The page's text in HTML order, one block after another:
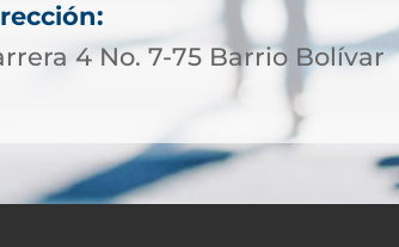
4 No. 7-75 Barrio Bolívar